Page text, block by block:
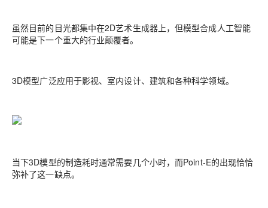
虽然目前的目光都集中在2D艺术生成器上，但模型合成人工智能
可能是下一个重大的行业颠覆者。
3D模型广泛应用于影视、室内设计、建筑和各种科学领域。
当下3D模型的制造耗时通常需要几个小时，而Point-E的出现恰恰
弥补了这一缺点。